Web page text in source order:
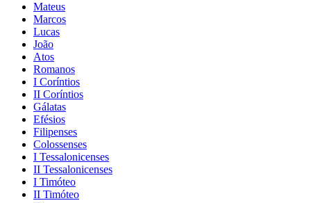
Mateus
Marcos
Lucas
João
Atos
Romanos
I Coríntios
II Coríntios
Gálatas
Efésios
Filipenses
Colossenses
I Tessalonicenses
II Tessalonicenses
I Timóteo
II Timóteo